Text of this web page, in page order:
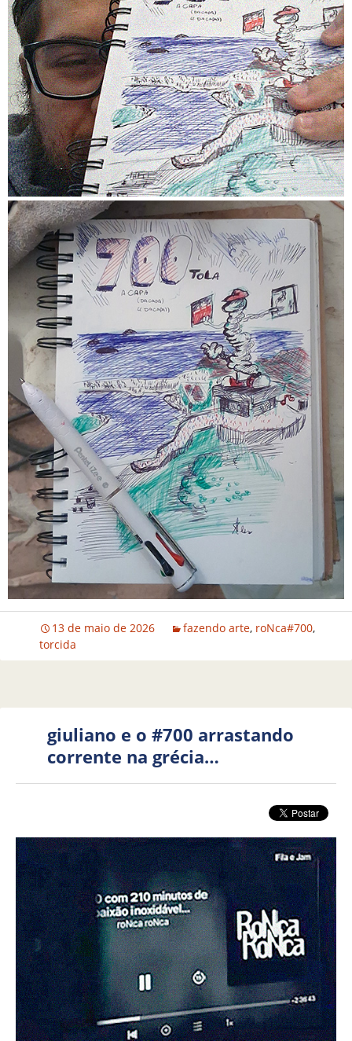
13 de maio de 2026 fazendo arte, roNca#700,
torcida
giuliano e o #700 arrastando
corrente na grécia…